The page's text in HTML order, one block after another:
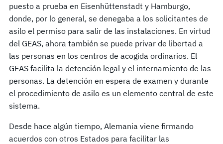
puesto a prueba en Eisenhüttenstadt y Hamburgo,
donde, por lo general, se denegaba a los solicitantes de
asilo el permiso para salir de las instalaciones. En virtud
del GEAS, ahora también se puede privar de libertad a
las personas en los centros de acogida ordinarios. El
GEAS facilita la detención legal y el internamiento de las
personas. La detención en espera de examen y durante
el procedimiento de asilo es un elemento central de este
sistema.
Desde hace algún tiempo, Alemania viene firmando
acuerdos con otros Estados para facilitar las